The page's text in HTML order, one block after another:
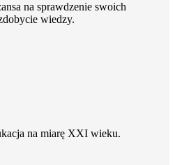
na sprawdzenie swoich
wiedzy.
na miarę XXI wieku.